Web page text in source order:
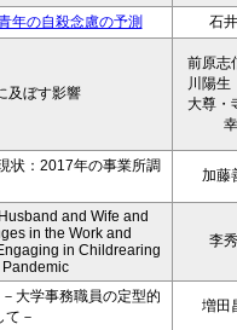
年の自殺念慮の予測
石
及ぼす影響
前原志
川陽生
大尊・
幸
状：2017年の事業所調
加藤
and Wife and
in the Work and
in Childrearing
李
大学事務職員の定型的
て－
増田